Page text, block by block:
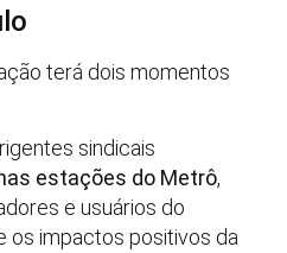
terá dois momentos
sindicais
estações do Metrô,
e usuários do
os impactos positivos da